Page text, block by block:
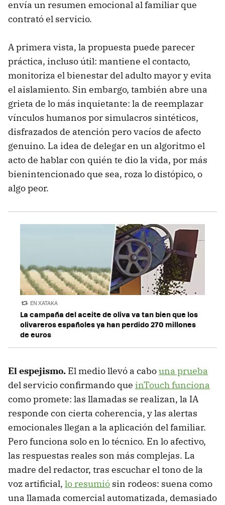
envía un resumen emocional al familiar que
contrató el servicio.
A primera vista, la propuesta puede parecer
práctica, incluso útil: mantiene el contacto,
monitoriza el bienestar del adulto mayor y evita
el aislamiento. Sin embargo, también abre una
grieta de lo más inquietante: la de reemplazar
vínculos humanos por simulacros sintéticos,
disfrazados de atención pero vacíos de afecto
genuino. La idea de delegar en un algoritmo el
acto de hablar con quién te dio la vida, por más
bienintencionado que sea, roza lo distópico, o
algo peor.
EN XATAKA
La campaña del aceite de oliva va tan bien que los
olivareros españoles ya han perdido 270 millones
de euros
El espejismo. El medio llevó a cabouna prueba
del servicio confirmando que inTouch funciona
como promete: las llamadas se realizan, la IA
responde con cierta coherencia, y las alertas
emocionales llegan a la aplicación del familiar.
Pero funciona solo en lo técnico. En lo afectivo,
las respuestas reales son más complejas. La
madre del redactor, tras escuchar el tono de la
voz artificial, lo resumió sin rodeos: suena como
una llamada comercial automatizada, demasiado